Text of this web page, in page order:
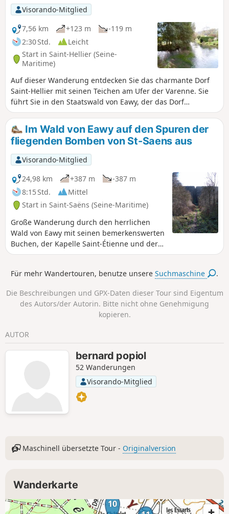
Visorando-Mitglied
7,56 km
+123 m
-119 m
2:30 Std.
Leicht
Start in Saint-Hellier (Seine-
Maritime)
Auf dieser Wanderung entdecken Sie das charmante Dorf
Saint-Hellier mit seinen Teichen am Ufer der Varenne. Sie
führt Sie in den Staatswald von Eawy, der das Dorf
überragt.
Im Wald von Eawy auf den Spuren der
fliegenden Bomben von St-Saens aus
Visorando-Mitglied
24,98 km
+387 m
-387 m
8:15 Std.
Mittel
Start in Saint-Saëns (Seine-Maritime)
Große Wanderung durch den herrlichen
Wald von Eawy mit seinen bemerkenswerten
Buchen, der Kapelle Saint-Étienne und der
V1-Stelle im Val Ygot, einem Überbleibsel
Für mehr Wandertouren, benutze unsereSuchmaschine .
Die Beschreibungen und GPX-Daten dieser Tour sind Eigentum
des Autors/der Autorin. Bitte nicht ohne Genehmigung
kopieren.
AUTOR
bernard popiol
52 Wanderungen
Visorando-Mitglied
Maschinell übersetzte Tour - Originalversion
Wanderkarte
10